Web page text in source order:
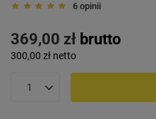
6 opinii
369,00 zł brutto
300,00 zł netto